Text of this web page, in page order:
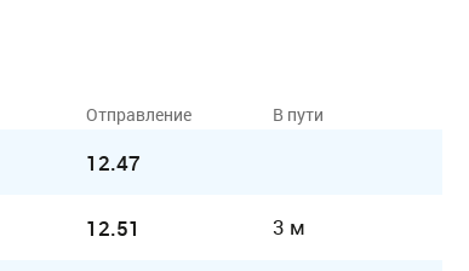
Отправление В пути
12.47
12.51 3 м